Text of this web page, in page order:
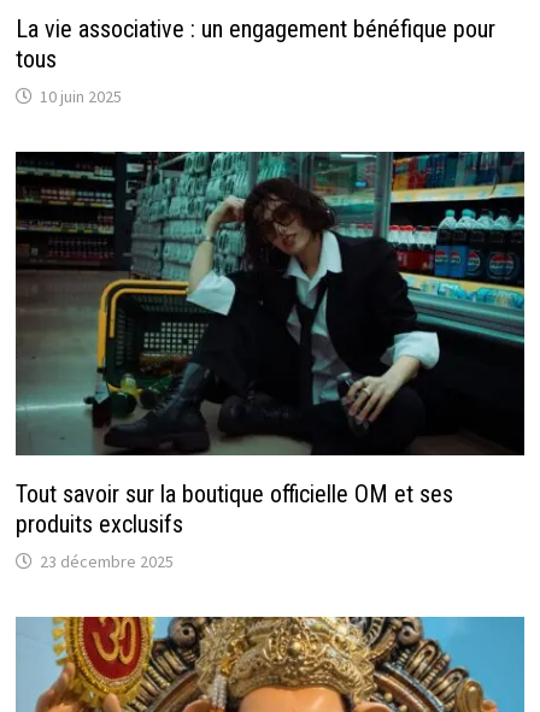
La vie associative : un engagement bénéfique pour
tous
10 juin 2025
Tout savoir sur la boutique officielle OM et ses
produits exclusifs
23 décembre 2025